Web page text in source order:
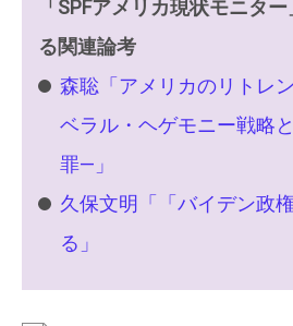
「SPFアメリカ現状モニタ
る関連論考
森聡「アメリカのリトレ
ベラル・ヘゲモニー戦略
罪—」
久保文明「「バイデン政
る」